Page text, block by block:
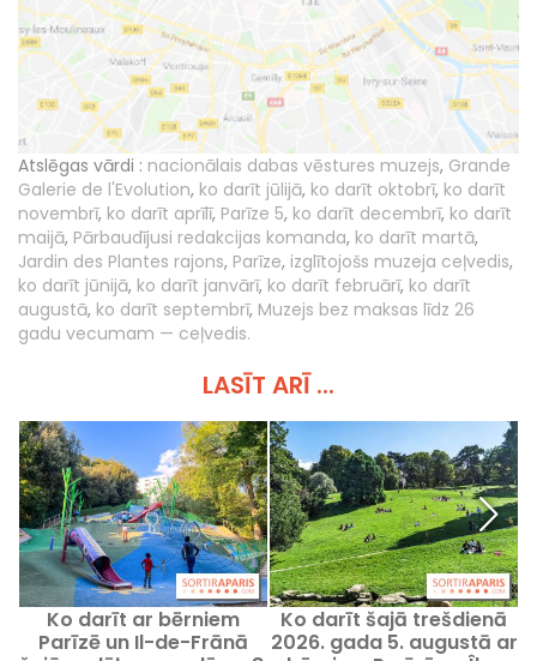
Atslēgas vārdi : nacionālais dabas vēstures muzejs, Grande
Galerie de l'Evolution, ko darīt jūlijā, ko darīt oktobrī, ko darīt
novembrī, ko darīt aprīlī, Parīze 5, ko darīt decembrī, ko darīt
maijā, Pārbaudījusi redakcijas komanda, ko darīt martā,
Jardin des Plantes rajons, Parīze, izglītojošs muzeja ceļvedis,
ko darīt jūnijā, ko darīt janvārī, ko darīt februārī, ko darīt
augustā, ko darīt septembrī, Muzejs bez maksas līdz 26
gadu vecumam — ceļvedis.
LASĪT ARĪ ...
Ko darīt ar bērniem
Parīzē un Il-de-Frānā
Ko darīt šajā trešdienā
2026. gada 5. augustā ar